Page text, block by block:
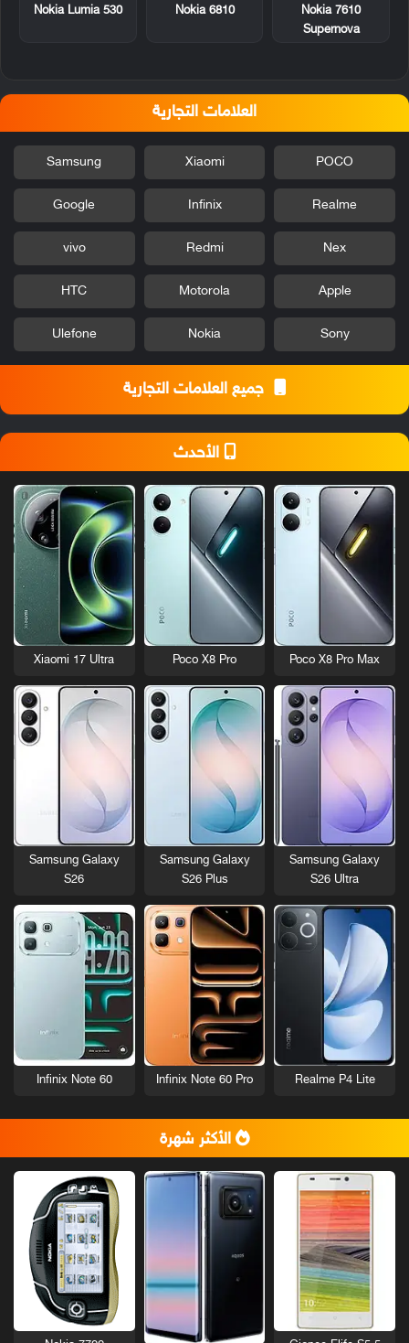
Nokia 7610
Supernova
Nokia 6810
Nokia Lumia 530
العلامات التجارية
POCO
Xiaomi
Samsung
Realme
Infinix
Google
Nex
Redmi
vivo
Apple
Motorola
HTC
Sony
Nokia
Ulefone
جميع العلامات التجارية
الأحدث
Poco X8 Pro Max
Poco X8 Pro
Xiaomi 17 Ultra
Samsung Galaxy
S26 Ultra
Samsung Galaxy
S26 Plus
Samsung Galaxy
S26
Realme P4 Lite
Infinix Note 60 Pro
Infinix Note 60
الأكثر شهرة